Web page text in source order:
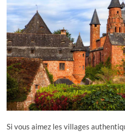
Si vous aimez les villages